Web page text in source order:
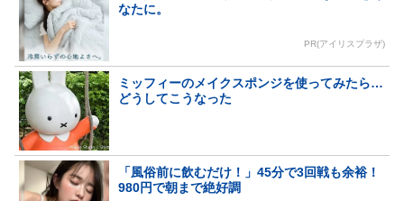
なたに。
PR(アイリスプラザ)
ミッフィーのメイクスポンジを使ってみたら…
どうしてこうなった
「風俗前に飲むだけ！」45分で3回戦も余裕！
980円で朝まで絶好調